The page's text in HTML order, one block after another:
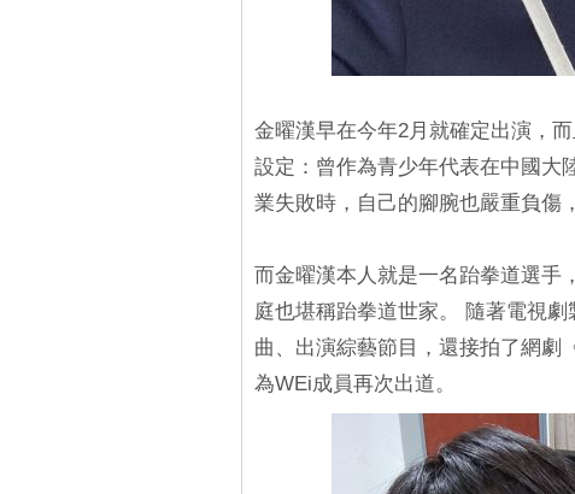
金曜漢早在今年2月就確定出演，
設定：曾作為青少年代表在中國大
業失敗時，自己的腳腕也嚴重負傷
而金曜漢本人就是一名跆拳道選手
庭也堪稱跆拳道世家。 隨著電視
曲、出演綜藝節目，還接拍了網劇
為WEi成員再次出道。